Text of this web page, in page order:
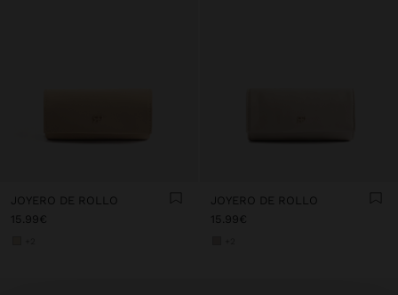
JOYERO DE ROLLO
15.99€
JOYERO DE ROLLO
15.99€